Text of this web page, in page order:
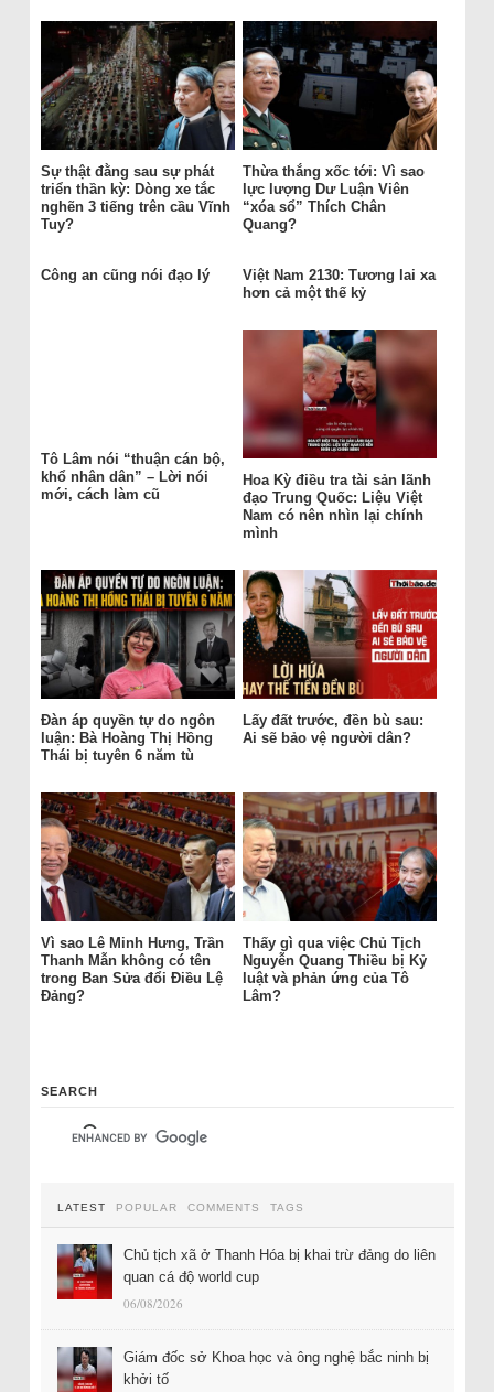
Sự thật đằng sau sự phát
triển thần kỳ: Dòng xe tắc
nghẽn 3 tiếng trên cầu Vĩnh
Tuy?
Thừa thắng xốc tới: Vì sao
lực lượng Dư Luận Viên
“xóa sổ” Thích Chân
Quang?
Công an cũng nói đạo lý
Việt Nam 2130: Tương lai xa
hơn cả một thế kỷ
Tô Lâm nói “thuận cán bộ,
khổ nhân dân” – Lời nói
mới, cách làm cũ
Hoa Kỳ điều tra tài sản lãnh
đạo Trung Quốc: Liệu Việt
Nam có nên nhìn lại chính
mình
Đàn áp quyền tự do ngôn
luận: Bà Hoàng Thị Hồng
Thái bị tuyên 6 năm tù
Lấy đất trước, đền bù sau:
Ai sẽ bảo vệ người dân?
Vì sao Lê Minh Hưng, Trần
Thanh Mẫn không có tên
trong Ban Sửa đổi Điều Lệ
Đảng?
Thấy gì qua việc Chủ Tịch
Nguyễn Quang Thiều bị Kỷ
luật và phản ứng của Tô
Lâm?
SEARCH
LATEST POPULAR COMMENTS TAGS
Chủ tịch xã ở Thanh Hóa bị khai trừ đảng do liên
quan cá độ world cup
06/08/2026
Giám đốc sở Khoa học và ông nghệ bắc ninh bị
khởi tố